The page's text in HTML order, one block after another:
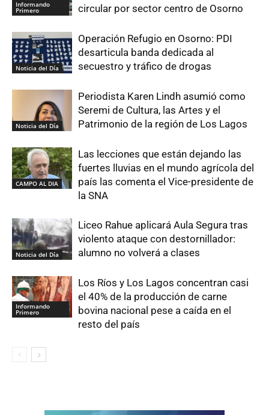
Informando
Primero
circular por sector centro de Osorno
Noticia del Día
Operación Refugio en Osorno: PDI
desarticula banda dedicada al
secuestro y tráfico de drogas
Noticia del Día
Periodista Karen Lindh asumió como
Seremi de Cultura, las Artes y el
Patrimonio de la región de Los Lagos
CAMPO AL DIA
Las lecciones que están dejando las
fuertes lluvias en el mundo agrícola del
país las comenta el Vice-presidente de
la SNA
Noticia del Día
Liceo Rahue aplicará Aula Segura tras
violento ataque con destornillador:
alumno no volverá a clases
Informando
Primero
Los Ríos y Los Lagos concentran casi
el 40% de la producción de carne
bovina nacional pese a caída en el
resto del país